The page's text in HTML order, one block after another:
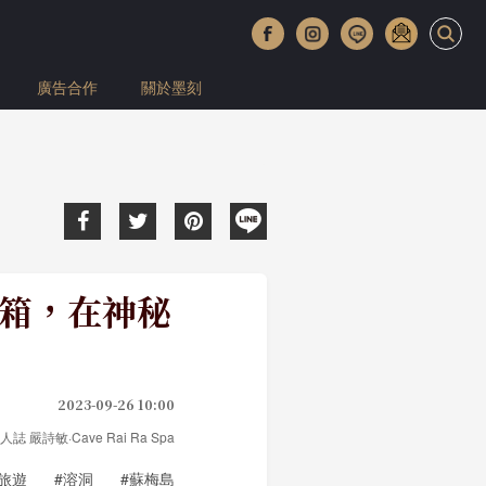
廣告合作 關於墨刻
，在神秘
2023-09-26 10:00
誌 嚴詩敏·Cave Rai Ra Spa
遊 #溶洞 #蘇梅島